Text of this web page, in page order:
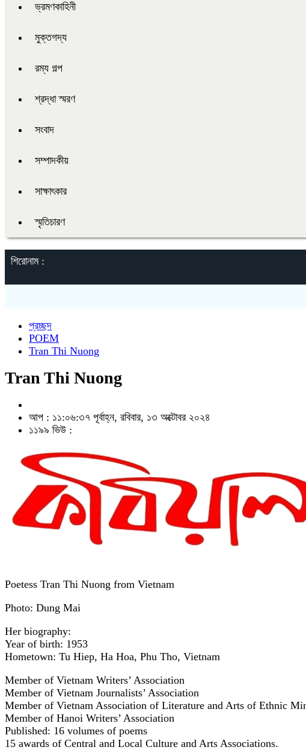
ভ্রমণকাহিনী
মুক্তগদ্য
রম্য গল্প
শ্রদ্ধা স্মরণ
সংবাদ
সম্পাদকীয়
সাক্ষাৎকার
স্মৃতিচারণ
শিরোনাম :
প্রচ্ছদ
POEM
Tran Thi Nuong
Tran Thi Nuong
আপ : ১১:০৬:৩৭ পূর্বাহ্ন, রবিবার, ১৩ অক্টোবর ২০২৪
১১৯৯ ভিউ :
Poetess Tran Thi Nuong from Vietnam
Photo: Dung Mai
Her biography:
Year of birth: 1953
Hometown: Tu Hiep, Ha Hoa, Phu Tho, Vietnam
Member of Vietnam Writers’ Association
Member of Vietnam Journalists’ Association
Member of Vietnam Association of Literature and Arts of Ethnic
Member of Hanoi Writers’ Association
Published: 16 volumes of poems
15 awards of Central and Local Culture and Arts Associations.